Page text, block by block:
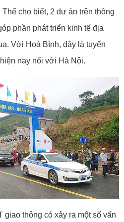
cho biết, 2 dự án trên thông
phần phát triển kinh tế địa
Với Hoà Bình, đây là tuyến
nay nối với Hà Nội.
giao thông có xảy ra một số vấn